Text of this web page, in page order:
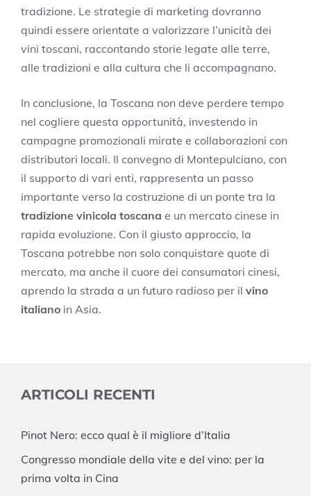
tradizione. Le strategie di marketing dovranno
quindi essere orientate a valorizzare l’unicità dei
vini toscani, raccontando storie legate alle terre,
alle tradizioni e alla cultura che li accompagnano.
In conclusione, la Toscana non deve perdere tempo
nel cogliere questa opportunità, investendo in
campagne promozionali mirate e collaborazioni con
distributori locali. Il convegno di Montepulciano, con
il supporto di vari enti, rappresenta un passo
importante verso la costruzione di un ponte tra la
tradizione vinicola toscana e un mercato cinese in
rapida evoluzione. Con il giusto approccio, la
Toscana potrebbe non solo conquistare quote di
mercato, ma anche il cuore dei consumatori cinesi,
aprendo la strada a un futuro radioso per il vino
italiano in Asia.
ARTICOLI RECENTI
Pinot Nero: ecco qual è il migliore d’Italia
Congresso mondiale della vite e del vino: per la
prima volta in Cina